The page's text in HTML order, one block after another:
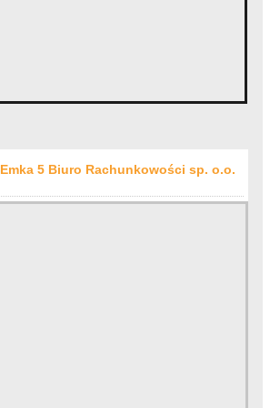
Emka 5 Biuro Rachunkowości sp. o.o.